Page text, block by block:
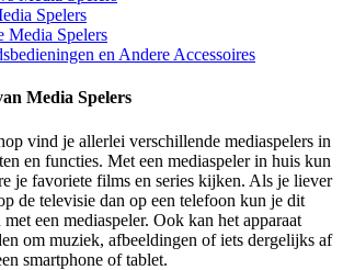
Spelers
Media Spelers
en Andere Accessoires
Media Spelers
vind je allerlei verschillende mediaspelers in
en functies. Met een mediaspeler in huis kun
je favoriete films en series kijken. Als je liever
de televisie dan op een telefoon kun je dit
een mediaspeler. Ook kan het apparaat
om muziek, afbeeldingen of iets dergelijks af
smartphone of tablet.